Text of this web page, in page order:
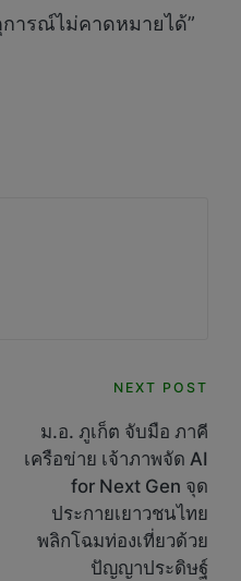
ารณ์ไม่คาดหมายได้”
NEXT POST
ม.อ. ภูเก็ต จับมือ ภาคี
เครือข่าย เจ้าภาพจัด AI
for Next Gen จุด
ประกายเยาวชนไทย
พลิกโฉมท่องเที่ยวด้วย
ปัญญาประดิษฐ์